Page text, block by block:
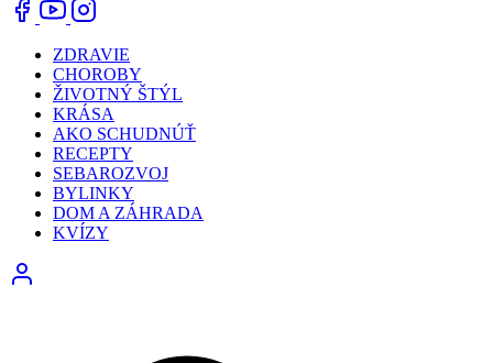
ZDRAVIE
CHOROBY
ŽIVOTNÝ ŠTÝL
KRÁSA
AKO SCHUDNÚŤ
RECEPTY
SEBAROZVOJ
BYLINKY
DOM A ZÁHRADA
KVÍZY